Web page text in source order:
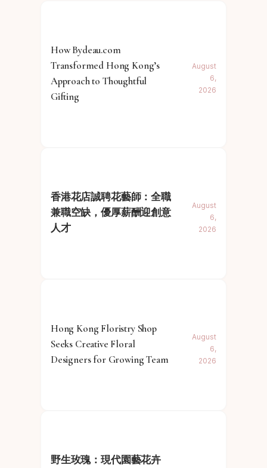
How Bydeau.com
Transformed Hong Kong’s
Approach to Thoughtful
Gifting
August
6,
2026
香港花店誠聘花藝師：全職
兼職空缺，優厚薪酬迎創意
人才
August
6,
2026
Hong Kong Floristry Shop
Seeks Creative Floral
Designers for Growing Team
August
6,
2026
野生玫瑰：現代園藝花卉